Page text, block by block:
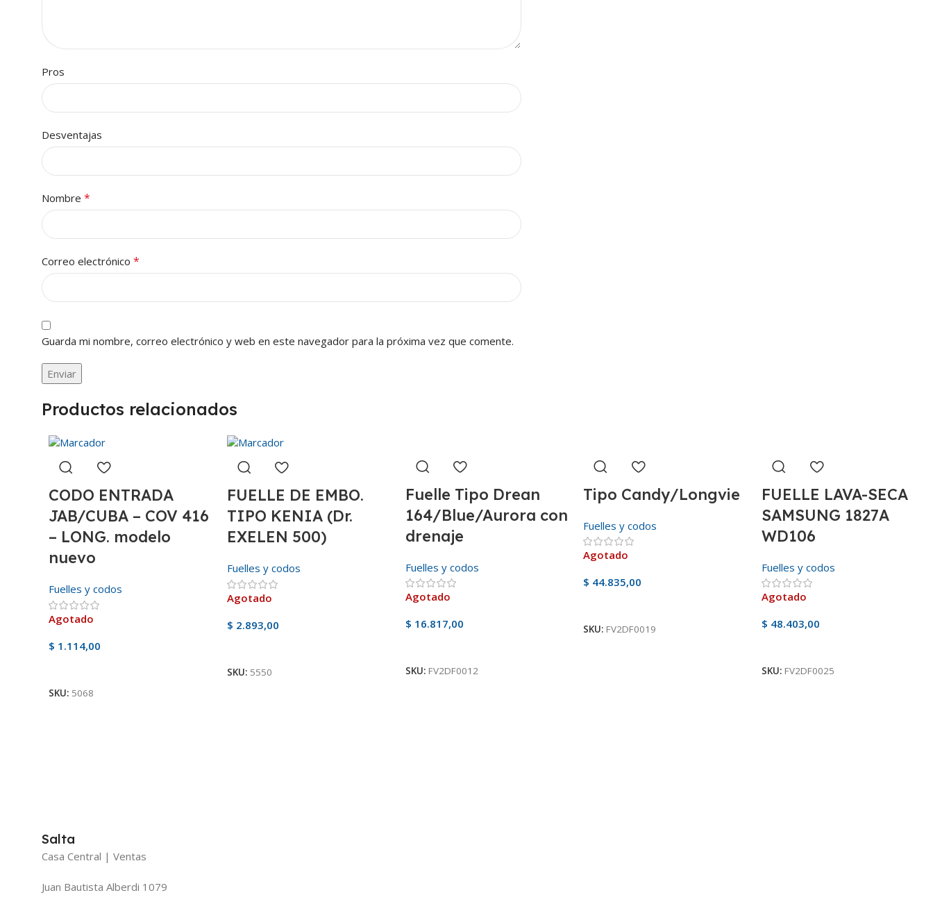
Pros
Desventajas
Nombre *
Correo electrónico *
Guarda mi nombre, correo electrónico y web en este navegador para la próxima vez que comente.
Productos relacionados
CODO ENTRADA
JAB/CUBA – COV 416
– LONG. modelo
nuevo
Fuelles y codos
Agotado
$ 1.114,00
SKU: 5068
FUELLE DE EMBO.
TIPO KENIA (Dr.
EXELEN 500)
Fuelles y codos
Agotado
$ 2.893,00
SKU: 5550
Fuelle Tipo Drean
164/Blue/Aurora con
drenaje
Fuelles y codos
Agotado
$ 16.817,00
SKU: FV2DF0012
Tipo Candy/Longvie
Fuelles y codos
Agotado
$ 44.835,00
SKU: FV2DF0019
FUELLE LAVA-SECA
SAMSUNG 1827A
WD106
Fuelles y codos
Agotado
$ 48.403,00
SKU: FV2DF0025
Salta
Casa Central | Ventas
Juan Bautista Alberdi 1079